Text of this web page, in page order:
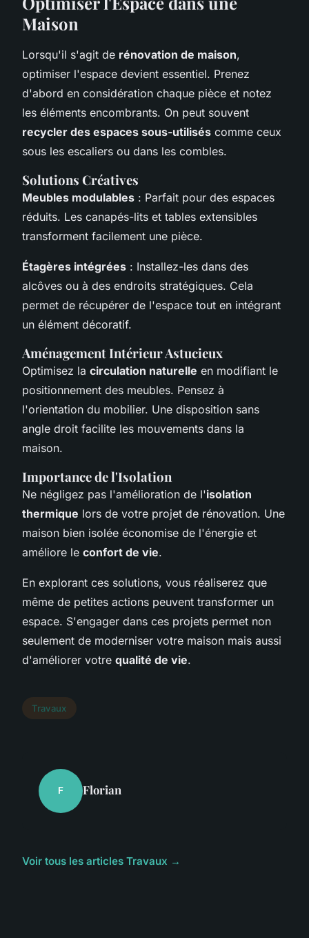
Maison
Lorsqu'il s'agit de rénovation de maison,
optimiser l'espace devient essentiel. Prenez
d'abord en considération chaque pièce et notez
les éléments encombrants. On peut souvent
recycler des espaces sous-utilisés comme ceux
sous les escaliers ou dans les combles.
Solutions Créatives
Meubles modulables : Parfait pour des espaces
réduits. Les canapés-lits et tables extensibles
transforment facilement une pièce.
Étagères intégrées : Installez-les dans des
alcôves ou à des endroits stratégiques. Cela
permet de récupérer de l'espace tout en intégrant
un élément décoratif.
Aménagement Intérieur Astucieux
Optimisez la circulation naturelle en modifiant le
positionnement des meubles. Pensez à
l'orientation du mobilier. Une disposition sans
angle droit facilite les mouvements dans la
maison.
Importance de l'Isolation
Ne négligez pas l'amélioration de l'isolation
thermique lors de votre projet de rénovation. Une
maison bien isolée économise de l'énergie et
améliore le confort de vie.
En explorant ces solutions, vous réaliserez que
même de petites actions peuvent transformer un
espace. S'engager dans ces projets permet non
seulement de moderniser votre maison mais aussi
d'améliorer votre qualité de vie.
Travaux
F Florian
Voir tous les articles Travaux →